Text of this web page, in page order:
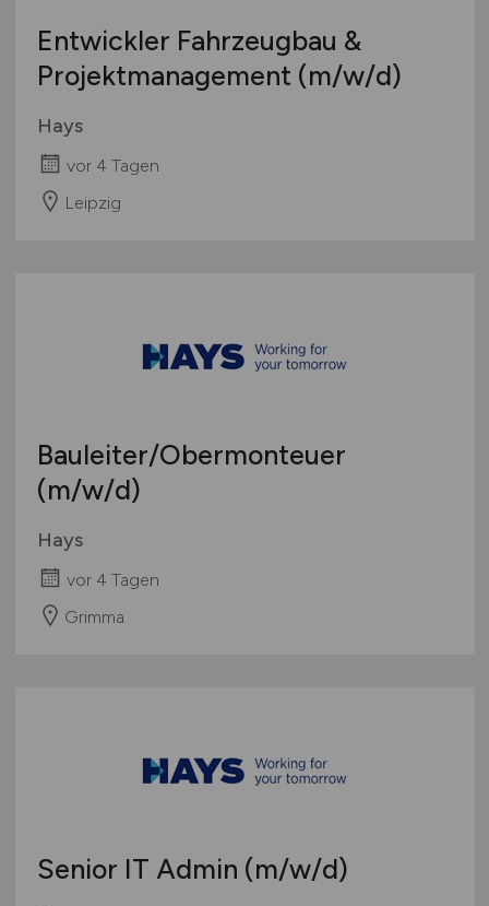
Entwickler Fahrzeugbau &
Projektmanagement (m/w/d)
Hays
vor 4 Tagen
Leipzig
Bauleiter/Obermonteuer
(m/w/d)
Hays
vor 4 Tagen
Grimma
Senior IT Admin (m/w/d)